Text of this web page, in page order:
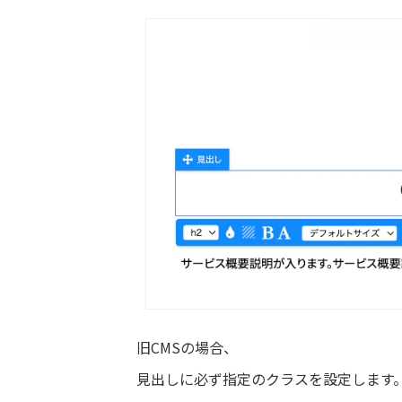
旧CMSの場合、
見出しに必ず指定のクラスを設定します